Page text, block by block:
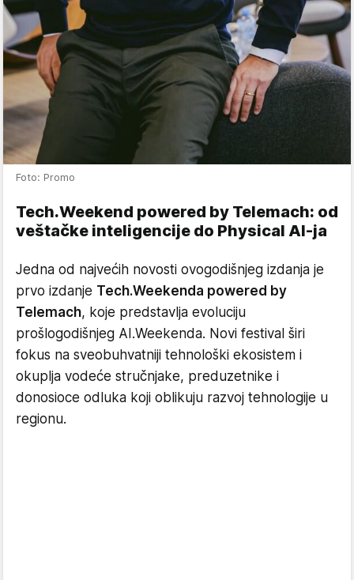
Foto: Promo
Tech.Weekend powered by Telemach: od
veštačke inteligencije do Physical AI-ja
Jedna od najvećih novosti ovogodišnjeg izdanja je
prvo izdanje Tech.Weekenda powered by
Telemach, koje predstavlja evoluciju
prošlogodišnjeg AI.Weekenda. Novi festival širi
fokus na sveobuhvatniji tehnološki ekosistem i
okuplja vodeće stručnjake, preduzetnike i
donosioce odluka koji oblikuju razvoj tehnologije u
regionu.